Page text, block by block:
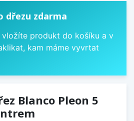
zdarma
produkt do košíku a v
kam máme vyvrtat
Blanco Pleon 5